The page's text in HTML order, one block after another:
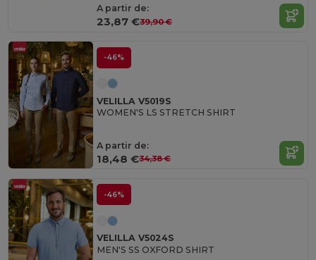
A partir de:
23,87 €39,90 €
-46%
VELILLA V5019S
WOMEN'S LS STRETCH SHIRT
A partir de:
18,48 €34,38 €
-46%
VELILLA V5024S
MEN'S SS OXFORD SHIRT